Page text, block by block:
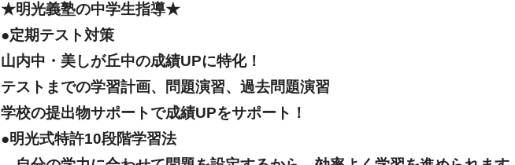
★明光義塾の中学生指導★
●定期テスト対策
山内中・美しが丘中の成績UPに特化！
テストまでの学習計画、問題演習、過去問題演習
学校の提出物サポートで成績UPをサポート！
●明光式特許10段階学習法